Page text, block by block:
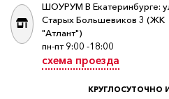
ШОУРУМ В Екатеринбурге:
Старых Большевиков 3 (ЖК
"Атлант")
пн-пт 9:00 -18:00
схема проезда
КРУГЛОСУТОЧНО